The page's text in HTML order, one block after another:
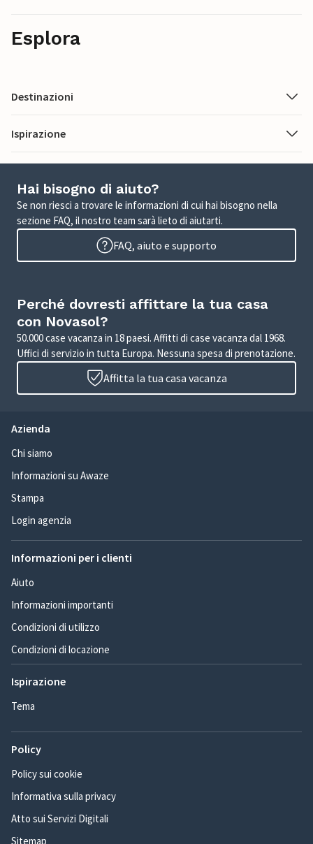
Esplora
Destinazioni
Ispirazione
Hai bisogno di aiuto?
Se non riesci a trovare le informazioni di cui hai bisogno nella
sezione FAQ, il nostro team sarà lieto di aiutarti.
FAQ, aiuto e supporto
Perché dovresti affittare la tua casa
con Novasol?
50.000 case vacanza in 18 paesi. Affitti di case vacanza dal 1968.
Uffici di servizio in tutta Europa. Nessuna spesa di prenotazione.
Affitta la tua casa vacanza
Azienda
Chi siamo
Informazioni su Awaze
Stampa
Login agenzia
Informazioni per i clienti
Aiuto
Informazioni importanti
Condizioni di utilizzo
Condizioni di locazione
Ispirazione
Tema
Policy
Policy sui cookie
Informativa sulla privacy
Atto sui Servizi Digitali
Sitemap